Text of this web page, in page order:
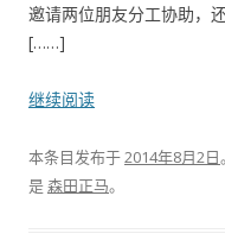
邀请两位朋友分工协助，
[……]
继续阅读
本条目发布于2014年8月2日
是森田正马。